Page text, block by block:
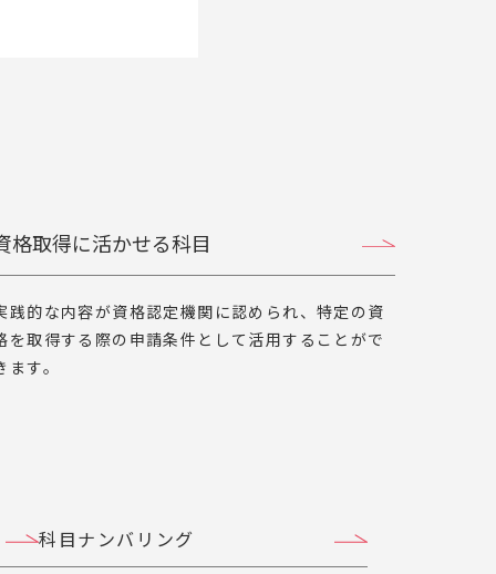
格取得に活かせる科目
践的な内容が資格認定機関に認められ、特定の資
を取得する際の申請条件として活用することがで
ます。
科目ナンバリング